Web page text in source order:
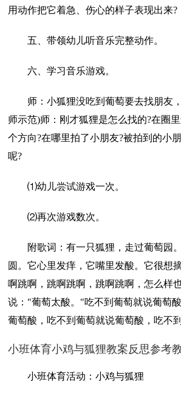
用动作把它着急、伤心的样子表现出来?
五、带领幼儿听音乐完整动作。
六、学习音乐游戏。
师：小狐狸没吃到葡萄要去找朋友，
师示范)师：刚才狐狸是怎么找的?在圈
个方向?在哪里拍了小朋友?被拍到的小
呢?
⑴幼儿尝试游戏一次。
⑵再次游戏数次。
附歌词：有一只狐狸，走过葡萄园。
圆。它心里发痒，它嘴里发酸。它很想
啊跳啊，跳啊跳啊，跳啊跳啊，怎么样
说："葡萄太酸。"吃不到葡萄就说葡萄
葡萄酸，吃不到葡萄就说葡萄酸，吃不
小班体育小鸡与狐狸教案反思参考
小班体育活动：小鸡与狐狸